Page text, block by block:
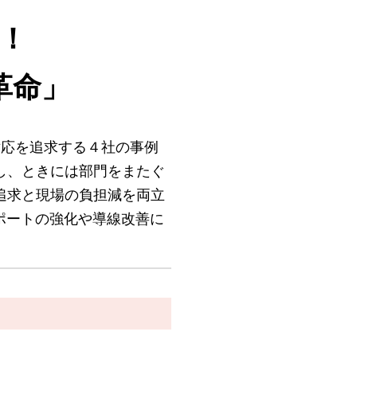
」
を追求する４社の事例
ときには部門をまたぐ
と現場の負担減を両立
トの強化や導線改善に